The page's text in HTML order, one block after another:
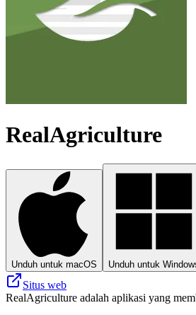
RealAgriculture
Unduh untuk macOS Unduh untuk
Situs web
RealAgriculture adalah aplikasi yang